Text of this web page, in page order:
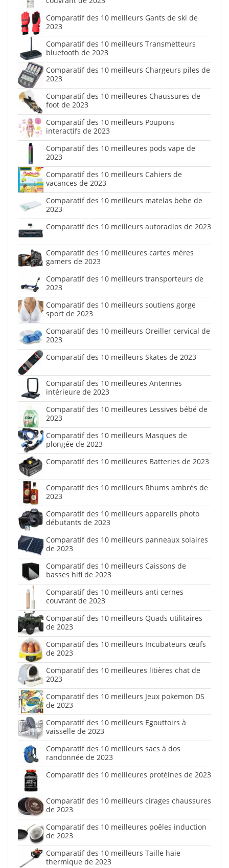
Comparatif des 10 meilleurs Gants de ski de
2023
Comparatif des 10 meilleurs Transmetteurs
bluetooth de 2023
Comparatif des 10 meilleurs Chargeurs piles de
2023
Comparatif des 10 meilleures Chaussures de
foot de 2023
Comparatif des 10 meilleurs Poupons
interactifs de 2023
Comparatif des 10 meilleures pods vape de
2023
Comparatif des 10 meilleurs Cahiers de
vacances de 2023
Comparatif des 10 meilleurs matelas bebe de
2023
Comparatif des 10 meilleurs autoradios de 2023
Comparatif des 10 meilleures cartes mères
gamers de 2023
Comparatif des 10 meilleurs transporteurs de
2023
Comparatif des 10 meilleurs soutiens gorge
sport de 2023
Comparatif des 10 meilleurs Oreiller cervical de
2023
Comparatif des 10 meilleurs Skates de 2023
Comparatif des 10 meilleures Antennes
intérieure de 2023
Comparatif des 10 meilleures Lessives bébé de
2023
Comparatif des 10 meilleurs Masques de
plongée de 2023
Comparatif des 10 meilleures Batteries de 2023
Comparatif des 10 meilleurs Rhums ambrés de
2023
Comparatif des 10 meilleurs appareils photo
débutants de 2023
Comparatif des 10 meilleurs panneaux solaires
de 2023
Comparatif des 10 meilleurs Caissons de
basses hifi de 2023
Comparatif des 10 meilleurs anti cernes
couvrant de 2023
Comparatif des 10 meilleurs Quads utilitaires
de 2023
Comparatif des 10 meilleurs Incubateurs œufs
de 2023
Comparatif des 10 meilleures litières chat de
2023
Comparatif des 10 meilleurs Jeux pokemon DS
de 2023
Comparatif des 10 meilleurs Egouttoirs à
vaisselle de 2023
Comparatif des 10 meilleurs sacs à dos
randonnée de 2023
Comparatif des 10 meilleures protéines de 2023
Comparatif des 10 meilleurs cirages chaussures
de 2023
Comparatif des 10 meilleures poêles induction
de 2023
Comparatif des 10 meilleurs Taille haie
thermique de 2023